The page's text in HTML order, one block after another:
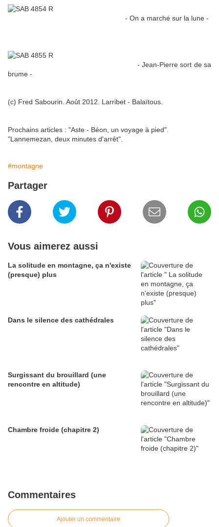
- On a marché sur la lune -
- Jean-Pierre sort de sa
brume -
(c) Fred Sabourin. Août 2012. Larribet - Balaïtous.
Prochains articles : "Aste - Béon, un voyage à pied".
"Lannemezan, deux minutes d'arrêt".
#montagne
Partager
Vous aimerez aussi
La solitude en montagne, ça n'existe
(presque) plus
Dans le silence des cathédrales
Surgissant du brouillard (une
rencontre en altitude)
Chambre froide (chapitre 2)
Commentaires
Ajouter un commentaire